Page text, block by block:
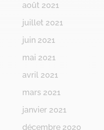
août 2021
juillet 2021
juin 2021
mai 2021
avril 2021
mars 2021
janvier 2021
décembre 2020